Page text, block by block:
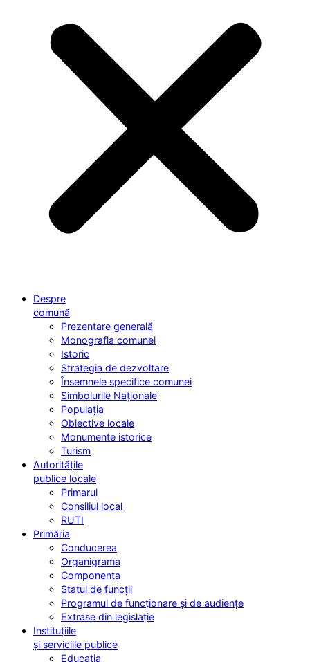
Despre
comună
Prezentare generală
Monografia comunei
Istoric
Strategia de dezvoltare
Însemnele specifice comunei
Simbolurile Naționale
Populația
Obiective locale
Monumente istorice
Turism
Autoritățile
publice locale
Primarul
Consiliul local
RUTI
Primăria
Conducerea
Organigrama
Componența
Statul de funcții
Programul de funcționare și de audiențe
Extrase din legislație
Instituțiile
și serviciile publice
Educația